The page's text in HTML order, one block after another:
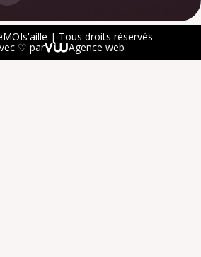
| Tous droits réservés
♡ par Agence web